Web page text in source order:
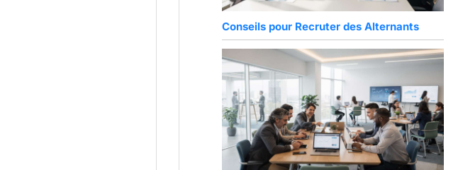
Conseils pour Recruter des Alternants